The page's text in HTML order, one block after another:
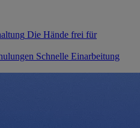
Die Hände frei für
Schnelle Einarbeitung